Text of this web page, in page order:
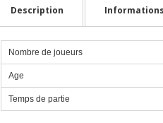
Description
Nombre de joueurs
Age
Temps de partie